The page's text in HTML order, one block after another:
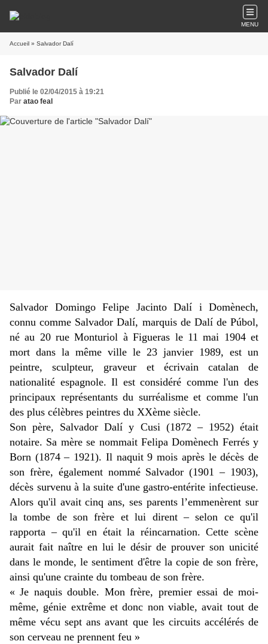
MENU
Accueil » Salvador Dalí
Salvador Dalí
Publié le 02/04/2015 à 19:21
Par atao feal
Salvador Domingo Felipe Jacinto Dalí i Domènech,
connu comme Salvador Dalí, marquis de Dalí de Púbol,
né au 20 rue Monturiol à Figueras le 11 mai 1904 et
mort dans la même ville le 23 janvier 1989, est un
peintre, sculpteur, graveur et écrivain catalan de
nationalité espagnole. Il est considéré comme l'un des
principaux représentants du surréalisme et comme l'un
des plus célèbres peintres du XXème siècle.
Son père, Salvador Dalí y Cusi (1872 – 1952) était
notaire. Sa mère se nommait Felipa Domènech Ferrés y
Born (1874 – 1921). Il naquit 9 mois après le décès de
son frère, également nommé Salvador (1901 – 1903),
décès survenu à la suite d'une gastro-entérite infectieuse.
Alors qu'il avait cinq ans, ses parents l’emmenèrent sur
la tombe de son frère et lui dirent – selon ce qu'il
rapporta – qu'il en était la réincarnation. Cette scène
aurait fait naître en lui le désir de prouver son unicité
dans le monde, le sentiment d'être la copie de son frère,
ainsi qu'une crainte du tombeau de son frère.
« Je naquis double. Mon frère, premier essai de moi-
même, génie extrême et donc non viable, avait tout de
même vécu sept ans avant que les circuits accélérés de
son cerveau ne prennent feu »